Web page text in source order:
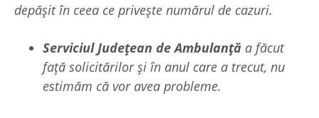
depășit în ceea ce privește numărul de cazuri.
Serviciul Județean de Ambulanță a făcut
față solicitărilor şi în anul care a trecut, nu
estimăm că vor avea probleme.